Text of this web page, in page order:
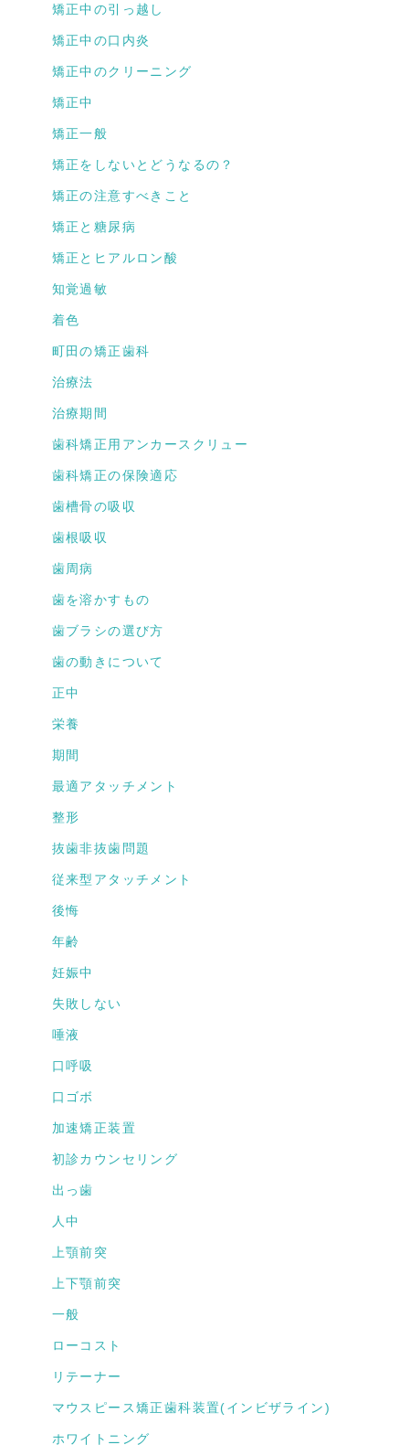
矯正中の引っ越し
矯正中の口内炎
矯正中のクリーニング
矯正中
矯正一般
矯正をしないとどうなるの？
矯正の注意すべきこと
矯正と糖尿病
矯正とヒアルロン酸
知覚過敏
着色
町田の矯正歯科
治療法
治療期間
歯科矯正用アンカースクリュー
歯科矯正の保険適応
歯槽骨の吸収
歯根吸収
歯周病
歯を溶かすもの
歯ブラシの選び方
歯の動きについて
正中
栄養
期間
最適アタッチメント
整形
抜歯非抜歯問題
従来型アタッチメント
後悔
年齢
妊娠中
失敗しない
唾液
口呼吸
口ゴボ
加速矯正装置
初診カウンセリング
出っ歯
人中
上顎前突
上下顎前突
一般
ローコスト
リテーナー
マウスピース矯正歯科装置(インビザライン)
ホワイトニング